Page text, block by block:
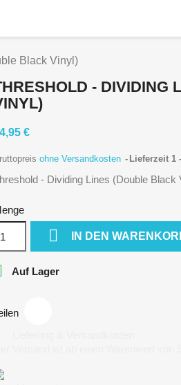
Black Vinyl)
- DIVIDING
€
ohne Versandkosten Lieferzeit 1
- Dividing Lines (Double Black
 IN DEN
Auf Lager